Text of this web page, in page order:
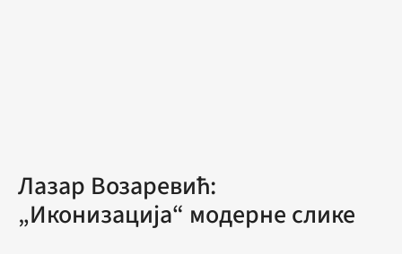
Лазар Возаревић:
„Иконизација“ модерне слике